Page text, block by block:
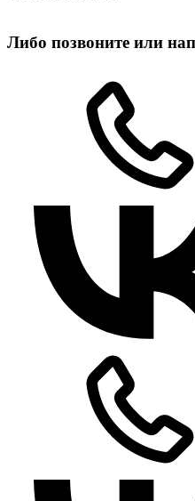
Либо позвоните или